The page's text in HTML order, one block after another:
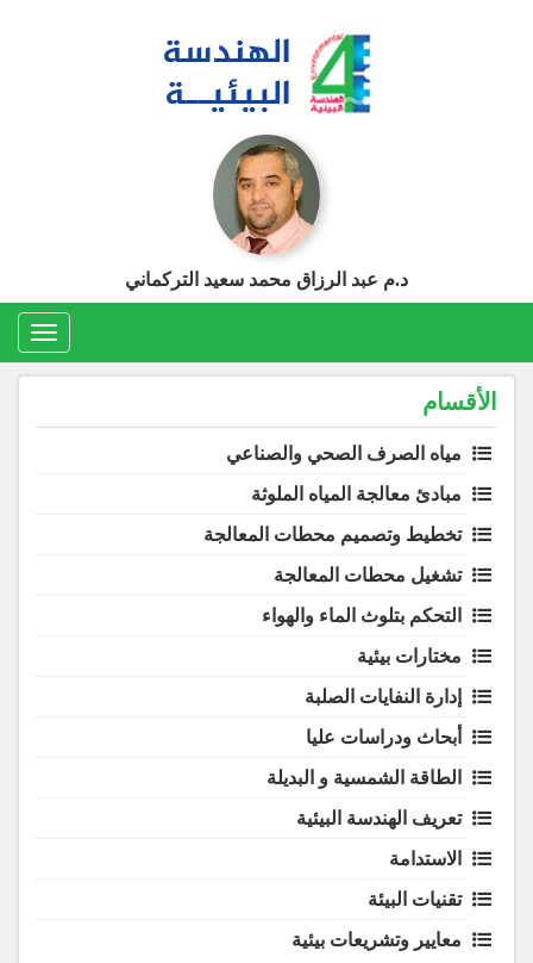
د.م عبد الرزاق محمد سعيد التركماني
الأقسام
مياه الصرف الصحي والصناعي
مبادئ معالجة المياه الملوثة
تخطيط وتصميم محطات المعالجة
تشغيل محطات المعالجة
التحكم بتلوث الماء والهواء
مختارات بيئية
إدارة النفايات الصلبة
أبحاث ودراسات عليا
الطاقة الشمسية و البديلة
تعريف الهندسة البيئية
الاستدامة
تقنيات البيئة
معايير وتشريعات بيئية